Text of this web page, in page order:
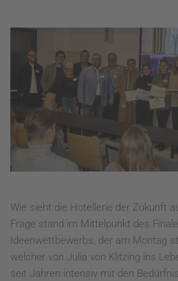
Wie sieht die Hotellerie der Zukunft
Frage stand im Mittelpunkt des
Ideenwettbewerbs, der am Montag
welcher von Julia von Klitzing ins
seit Jahren intensiv mit den